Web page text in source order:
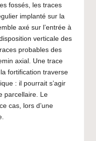
fossés, les traces
implanté sur la
axé sur l’entrée à
verticale des
probables des
axial. Une trace
la fortification traverse
: il pourrait s’agir
parcellaire. Le
cas, lors d’une